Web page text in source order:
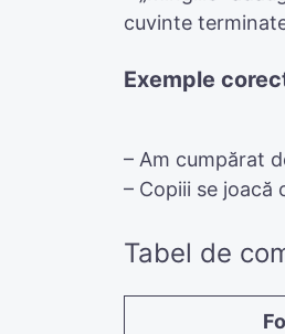
cuvinte
Exemple
– Am cumpărat
– Copiii se joacă
Tabel de